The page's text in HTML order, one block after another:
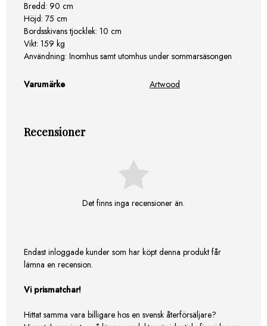
Bredd: 90 cm
Höjd: 75 cm
Bordsskivans tjocklek: 10 cm
Vikt: 159 kg
Användning: Inomhus samt utomhus under sommarsäsongen
Varumärke Artwood
Recensioner
Det finns inga recensioner än.
Endast inloggade kunder som har köpt denna produkt får
lämna en recension.
Vi prismatchar!
Hittat samma vara billigare hos en svensk återförsäljare?